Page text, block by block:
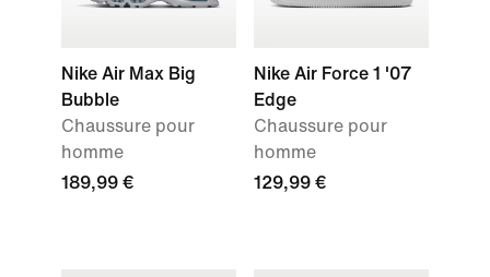
Nike Air Max Big
Bubble
Chaussure pour
homme
189,99 €
Nike Air Force 1 '07
Edge
Chaussure pour
homme
129,99 €